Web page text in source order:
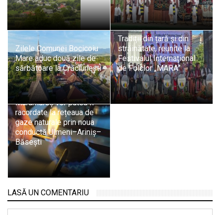
Zilele Comunei Bocicoiu
Mare aduc două zile de
sărbătoare la Crăciunești
Tradiții din țară și din
străinătate, reunite la
Festivalul Internațional
de Folclor „MARA”
Peste 3.000 de
gospodării din
Maramureș vor putea fi
racordate la rețeaua de
gaze naturale prin noua
conductă Ulmeni–Ariniș–
Băsești
LASĂ UN COMENTARIU